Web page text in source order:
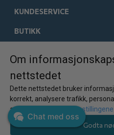
KUNDESERVICE
post@kistebunn.no
Tlf: 958 11 529
Man-Fre kl 9-17
Østregate 21
2317 Hamar
Norge
BUTIKK
Salgsbetingelser
Kontakt oss
Opprett konto
Logg inn
Om oss
Kundeomtaler
Ofte stilte spørsmål
FØLG OSS
Facebook
Instagram
Nyhetsbrev
Om
nettstedet
Dette nettstedet bruker
korrekt, analysere trafikk,
annonsering.
Juster innstillingene
Godta
Chat med oss